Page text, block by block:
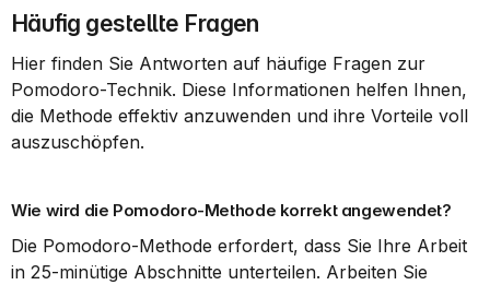
Häufig gestellte Fragen
Hier finden Sie Antworten auf häufige Fragen zur
Pomodoro-Technik. Diese Informationen helfen Ihnen,
die Methode effektiv anzuwenden und ihre Vorteile voll
auszuschöpfen.
Wie wird die Pomodoro-Methode korrekt angewendet?
Die Pomodoro-Methode erfordert, dass Sie Ihre Arbeit
in 25-minütige Abschnitte unterteilen. Arbeiten Sie